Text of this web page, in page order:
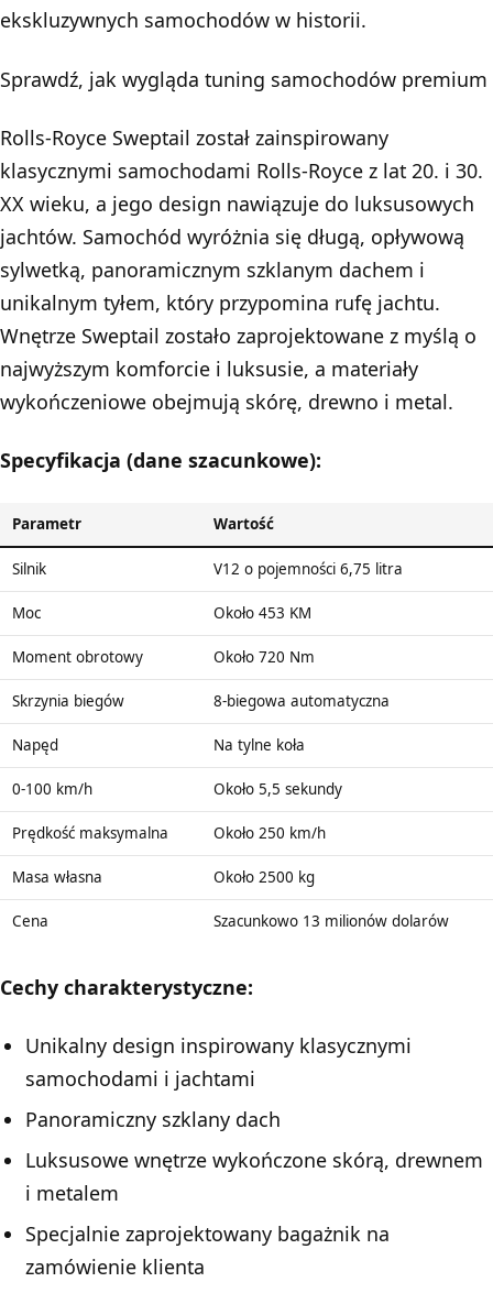
ekskluzywnych samochodów w historii.
Sprawdź, jak wygląda tuning samochodów premium
Rolls-Royce Sweptail został zainspirowany
klasycznymi samochodami Rolls-Royce z lat 20. i 30.
XX wieku, a jego design nawiązuje do luksusowych
jachtów. Samochód wyróżnia się długą, opływową
sylwetką, panoramicznym szklanym dachem i
unikalnym tyłem, który przypomina rufę jachtu.
Wnętrze Sweptail zostało zaprojektowane z myślą o
najwyższym komforcie i luksusie, a materiały
wykończeniowe obejmują skórę, drewno i metal.
Specyfikacja (dane szacunkowe):
Parametr Wartość
Silnik V12 o pojemności 6,75 litra
Moc Około 453 KM
Moment obrotowy Około 720 Nm
Skrzynia biegów 8-biegowa automatyczna
Napęd Na tylne koła
0-100 km/h Około 5,5 sekundy
Prędkość maksymalna Około 250 km/h
Masa własna Około 2500 kg
Cena Szacunkowo 13 milionów dolarów
Cechy charakterystyczne:
Unikalny design inspirowany klasycznymi
samochodami i jachtami
Panoramiczny szklany dach
Luksusowe wnętrze wykończone skórą, drewnem
i metalem
Specjalnie zaprojektowany bagażnik na
zamówienie klienta